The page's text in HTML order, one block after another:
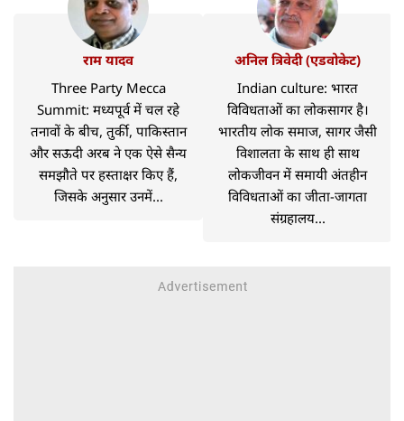
राम यादव
Three Party Mecca
Summit: मध्यपूर्व में चल रहे
तनावों के बीच, तुर्की, पाकिस्तान
और सऊदी अरब ने एक ऐसे सैन्य
समझौते पर हस्ताक्षर किए हैं,
जिसके अनुसार उनमें...
अनिल त्रिवेदी (एडवोकेट)
Indian culture: भारत
विविधताओं का लोकसागर है।
भारतीय लोक समाज, सागर जैसी
विशालता के साथ ही साथ
लोकजीवन में समायी अंतहीन
विविधताओं का जीता-जागता
संग्रहालय...